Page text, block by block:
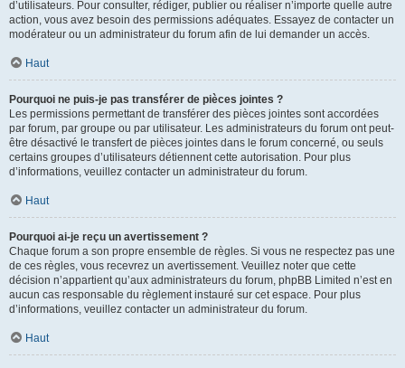
d’utilisateurs. Pour consulter, rédiger, publier ou réaliser n’importe quelle autre
action, vous avez besoin des permissions adéquates. Essayez de contacter un
modérateur ou un administrateur du forum afin de lui demander un accès.
Haut
Pourquoi ne puis-je pas transférer de pièces jointes ?
Les permissions permettant de transférer des pièces jointes sont accordées
par forum, par groupe ou par utilisateur. Les administrateurs du forum ont peut-
être désactivé le transfert de pièces jointes dans le forum concerné, ou seuls
certains groupes d’utilisateurs détiennent cette autorisation. Pour plus
d’informations, veuillez contacter un administrateur du forum.
Haut
Pourquoi ai-je reçu un avertissement ?
Chaque forum a son propre ensemble de règles. Si vous ne respectez pas une
de ces règles, vous recevrez un avertissement. Veuillez noter que cette
décision n’appartient qu’aux administrateurs du forum, phpBB Limited n’est en
aucun cas responsable du règlement instauré sur cet espace. Pour plus
d’informations, veuillez contacter un administrateur du forum.
Haut